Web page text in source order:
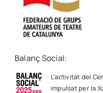
Balanç Social:
L’activitat del
impulsat per la